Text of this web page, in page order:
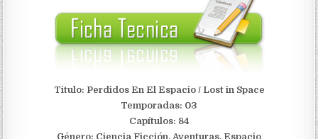
Titulo: Perdidos En El Espacio / Lost in Space
Temporadas: 03
Capítulos: 84
Género: Ciencia Ficción, Aventuras, Espacio